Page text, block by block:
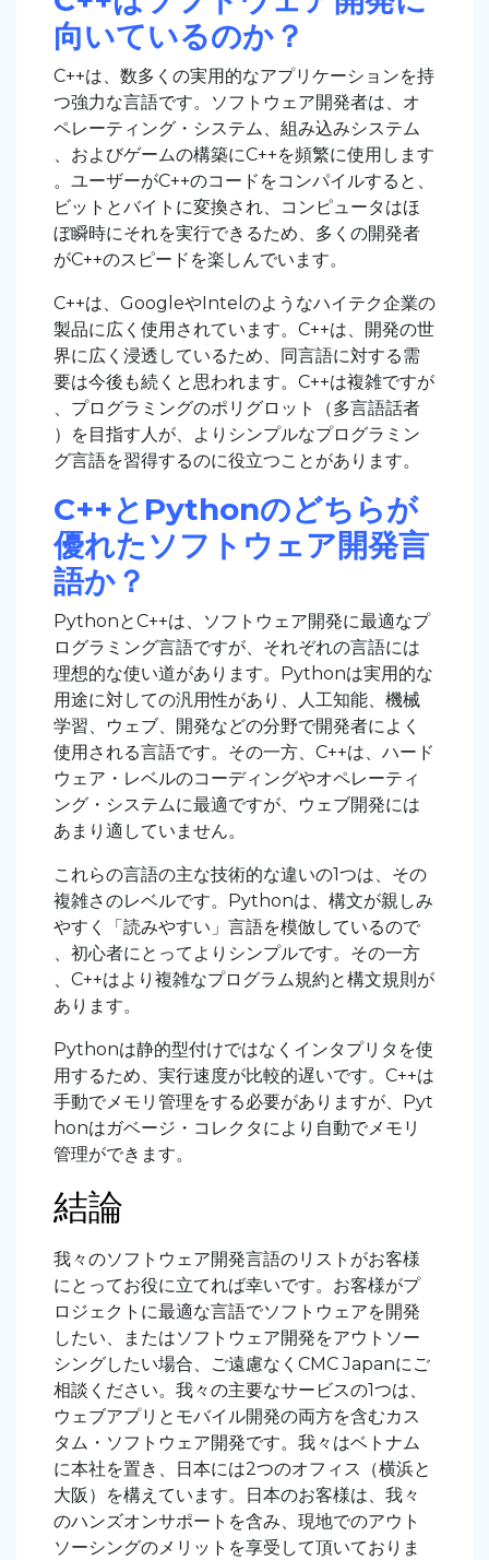
向いているのか？
C++は、数多くの実用的なアプリケーションを持
つ強力な言語です。ソフトウェア開発者は、オ
ペレーティング・システム、組み込みシステム
、およびゲームの構築にC++を頻繁に使用します
。ユーザーがC++のコードをコンパイルすると、
ビットとバイトに変換され、コンピュータはほ
ぼ瞬時にそれを実行できるため、多くの開発者
がC++のスピードを楽しんでいます。
C++は、GoogleやIntelのようなハイテク企業の
製品に広く使用されています。C++は、開発の世
界に広く浸透しているため、同言語に対する需
要は今後も続くと思われます。C++は複雑ですが
、プログラミングのポリグロット（多言語話者
）を目指す人が、よりシンプルなプログラミン
グ言語を習得するのに役立つことがあります。
C++とPythonのどちらが
優れたソフトウェア開発言
語か？
PythonとC++は、ソフトウェア開発に最適なプ
ログラミング言語ですが、それぞれの言語には
理想的な使い道があります。Pythonは実用的な
用途に対しての汎用性があり、人工知能、機械
学習、ウェブ、開発などの分野で開発者によく
使用される言語です。その一方、C++は、ハード
ウェア・レベルのコーディングやオペレーティ
ング・システムに最適ですが、ウェブ開発には
あまり適していません。
これらの言語の主な技術的な違いの1つは、その
複雑さのレベルです。Pythonは、構文が親しみ
やすく「読みやすい」言語を模倣しているので
、初心者にとってよりシンプルです。その一方
、C++はより複雑なプログラム規約と構文規則が
あります。
Pythonは静的型付けではなくインタプリタを使
用するため、実行速度が比較的遅いです。C++は
手動でメモリ管理をする必要がありますが、Pyt
honはガベージ・コレクタにより自動でメモリ
管理ができます。
結論
我々のソフトウェア開発言語のリストがお客様
にとってお役に立てれば幸いです。お客様がプ
ロジェクトに最適な言語でソフトウェアを開発
したい、またはソフトウェア開発をアウトソー
シングしたい場合、ご遠慮なくCMC Japanにご
相談ください。我々の主要なサービスの1つは、
ウェブアプリとモバイル開発の両方を含むカス
タム・ソフトウェア開発です。我々はベトナム
に本社を置き、日本には2つのオフィス（横浜と
大阪）を構えています。日本のお客様は、我々
のハンズオンサポートを含み、現地でのアウト
ソーシングのメリットを享受して頂いておりま